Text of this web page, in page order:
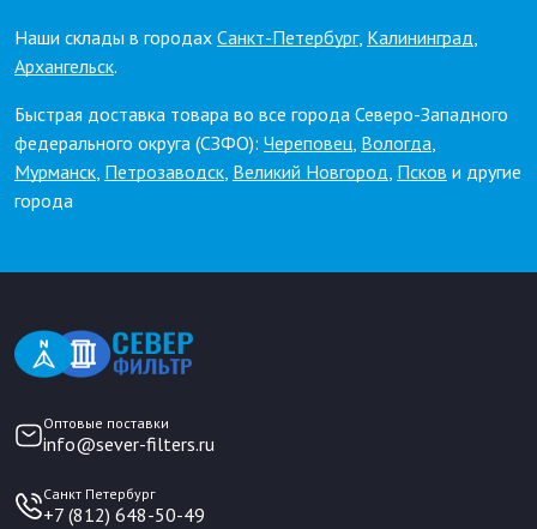
Наши склады в городах Санкт-Петербург, Калининград,
Архангельск.
Быстрая доставка товара во все города Северо-Западного
федерального округа (СЗФО): Череповец, Вологда,
Мурманск, Петрозаводск, Великий Новгород, Псков и другие
города
Оптовые поставки
info@sever-filters.ru
Санкт Петербург
+7 (812) 648-50-49